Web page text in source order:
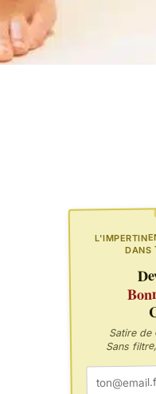
DANS
Satire de
Sans